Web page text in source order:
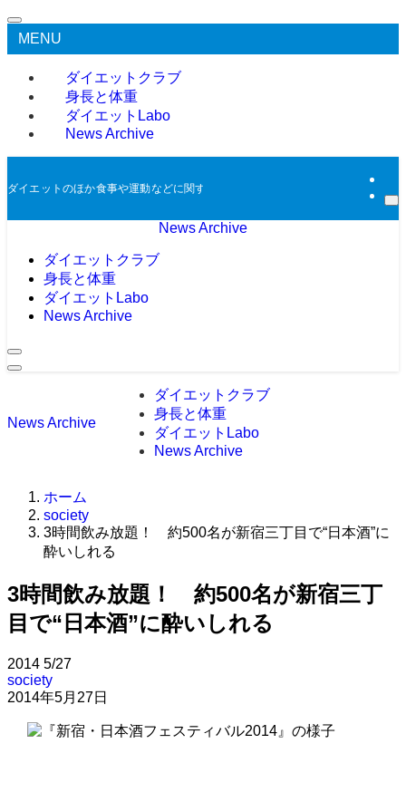
MENU
ダイエットクラブ
身長と体重
ダイエットLabo
News Archive
ダイエットのほか食事や運動などに関する過去のニュースをアーカイブとして
News Archive
ダイエットクラブ
身長と体重
ダイエットLabo
News Archive
News Archive
ダイエットクラブ
身長と体重
ダイエットLabo
News Archive
ホーム
society
3時間飲み放題！ 約500名が新宿三丁目で“日本酒”に
酔いしれる
3時間飲み放題！ 約500名が新宿三丁
目で“日本酒”に酔いしれる
2014 5/27
society
2014年5月27日